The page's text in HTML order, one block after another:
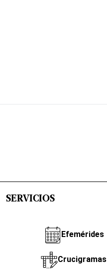
SERVICIOS
Efemérides
Crucigramas